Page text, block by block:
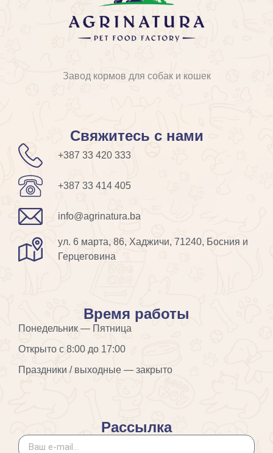
Завод кормов для собак и кошек
Свяжитесь с нами
+387 33 420 333
+387 33 414 405
info@agrinatura.ba
ул. 6 марта, 86, Хаджичи, 71240, Босния и
Герцеговина
Время работы
Понедельник — Пятница
Открыто с 8:00 до 17:00
Праздники / выходные — закрыто
Рассылка